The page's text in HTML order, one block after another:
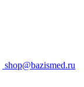
shop@bazismed.ru